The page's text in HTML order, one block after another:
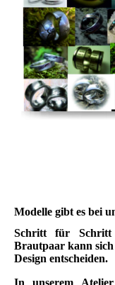
Modelle gibt es bei
Schritt für Schritt
Brautpaar kann
Design entscheiden.
In unserem